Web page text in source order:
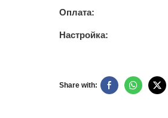
Оплата:
Настройка:
Share with: